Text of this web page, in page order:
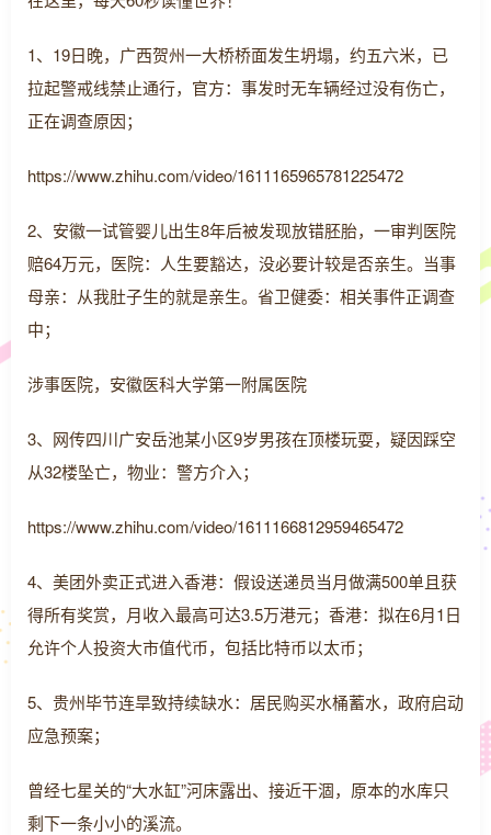
1、19日晚，广西贺州一大桥桥面发生坍塌，约五六米，已
拉起警戒线禁止通行，官方：事发时无车辆经过没有伤亡，
正在调查原因；
https://www.zhihu.com/video/1611165965781225472
2、安徽一试管婴儿出生8年后被发现放错胚胎，一审判医院
赔64万元，医院：人生要豁达，没必要计较是否亲生。当事
母亲：从我肚子生的就是亲生。省卫健委：相关事件正调查
中；
涉事医院，安徽医科大学第一附属医院
3、网传四川广安岳池某小区9岁男孩在顶楼玩耍，疑因踩空
从32楼坠亡，物业：警方介入；
https://www.zhihu.com/video/1611166812959465472
4、美团外卖正式进入香港：假设送递员当月做满500单且获
得所有奖赏，月收入最高可达3.5万港元；香港：拟在6月1日
允许个人投资大市值代币，包括比特币以太币；
5、贵州毕节连旱致持续缺水：居民购买水桶蓄水，政府启动
应急预案；
曾经七星关的“大水缸”河床露出、接近干涸，原本的水库只
剩下一条小小的溪流。